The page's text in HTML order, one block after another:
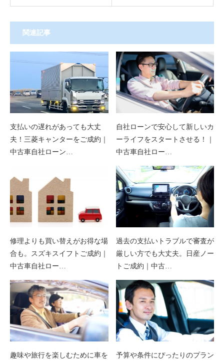
関連記事
支払いの遅れがあっても大丈
夫！三菱キャンターをご成約｜
中古車自社ローン…
自社ローンで安心して新しいカ
ーライフをスタートさせる！｜
中古車自社ロー…
修理よりも買い替えがお得な場
合も。スズキスイフトご成約｜
中古車自社ロー…
過去の支払いトラブルで審査が
厳しい方でも大丈夫。日産ノー
トご成約｜中古…
趣味や旅行を楽しむために車を
予算や条件にぴったりのプラン